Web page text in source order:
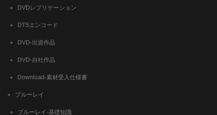
DVDレプリケーション
DTSエンコード
DVD-出資作品
DVD-自社作品
​Download-素材受入仕様書
ブルーレイ
ブルーレイ-基礎知識